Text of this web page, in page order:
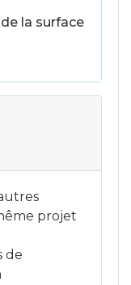
la surface
projet
de